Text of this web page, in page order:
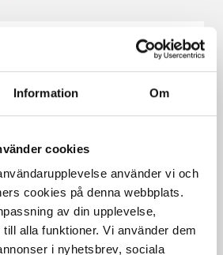
Information Om
cookies
använder vi och
cookies på denna webbplats.
av din upplevelse,
alla funktioner. Vi använder dem
i nyhetsbrev, sociala
Däckventil lätt lastbil
Passar nästan alla fälgar